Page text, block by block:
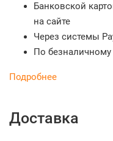
Банковской
на сайте
Через системы
По безналичному
Подробнее
Доставка